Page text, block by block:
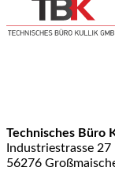
Technisches Büro
Industriestrasse 27
56276